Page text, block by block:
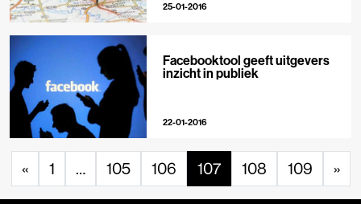
25-01-2016
Facebooktool geeft uitgevers
inzicht in publiek
22-01-2016
« 1 … 105 106 107 108 109 »